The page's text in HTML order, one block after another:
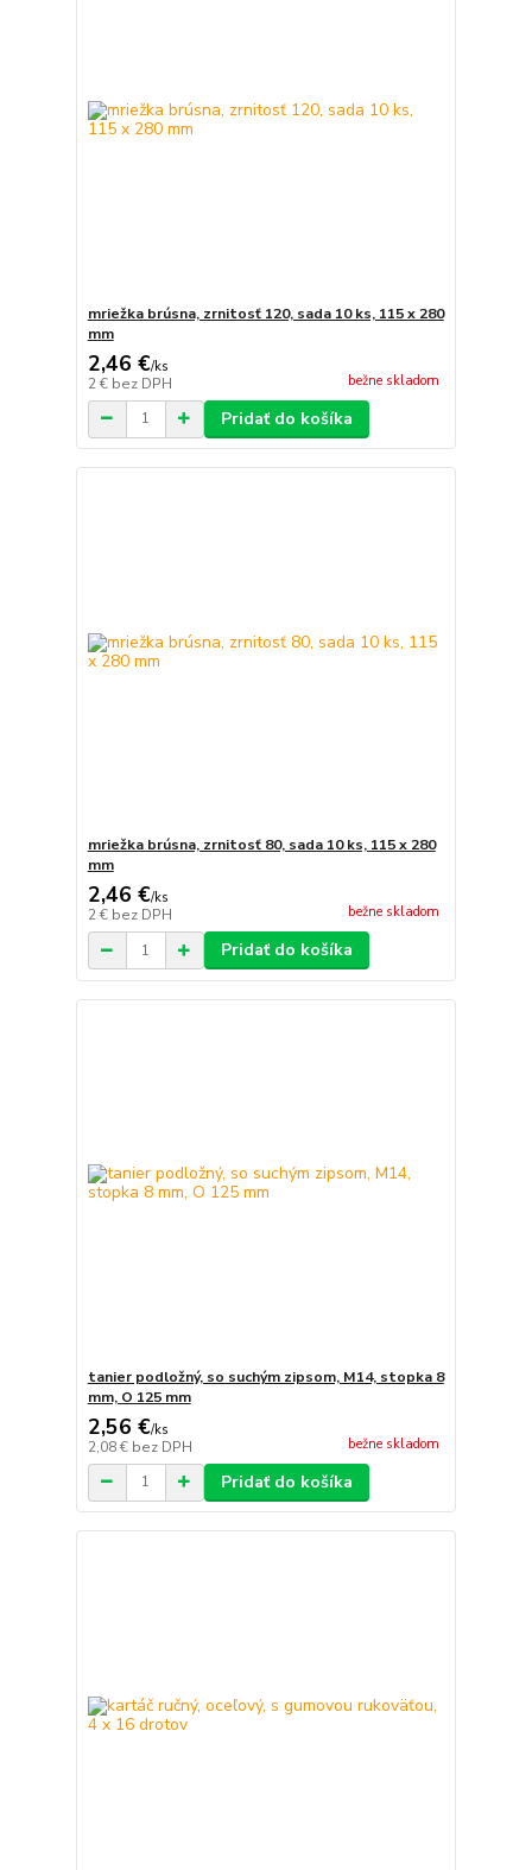
mriežka brúsna, zrnitosť 120, sada 10 ks, 115 x 280
mm
2,46 €/ks
2 € bez DPH bežne skladom
Pridať do košíka
mriežka brúsna, zrnitosť 80, sada 10 ks, 115 x 280
mm
2,46 €/ks
2 € bez DPH bežne skladom
Pridať do košíka
tanier podložný, so suchým zipsom, M14, stopka 8
mm, O 125 mm
2,56 €/ks
2,08 € bez DPH bežne skladom
Pridať do košíka